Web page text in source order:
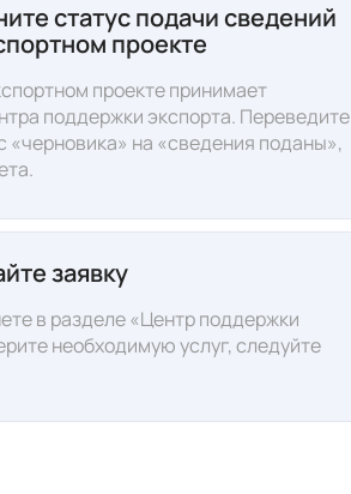
статус подачи сведений
проекте
проекте принимает
поддержки экспорта. Переведите
«черновика» на «сведения поданы»,
.
заявку
в разделе «Центр поддержки
необходимую услуг, следуйте